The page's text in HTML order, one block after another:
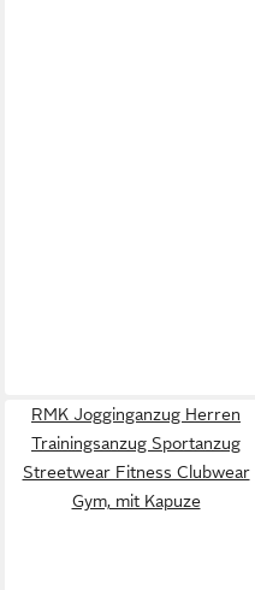
RMK Jogginganzug Herren
Trainingsanzug Sportanzug
Streetwear Fitness Clubwear
Gym, mit Kapuze